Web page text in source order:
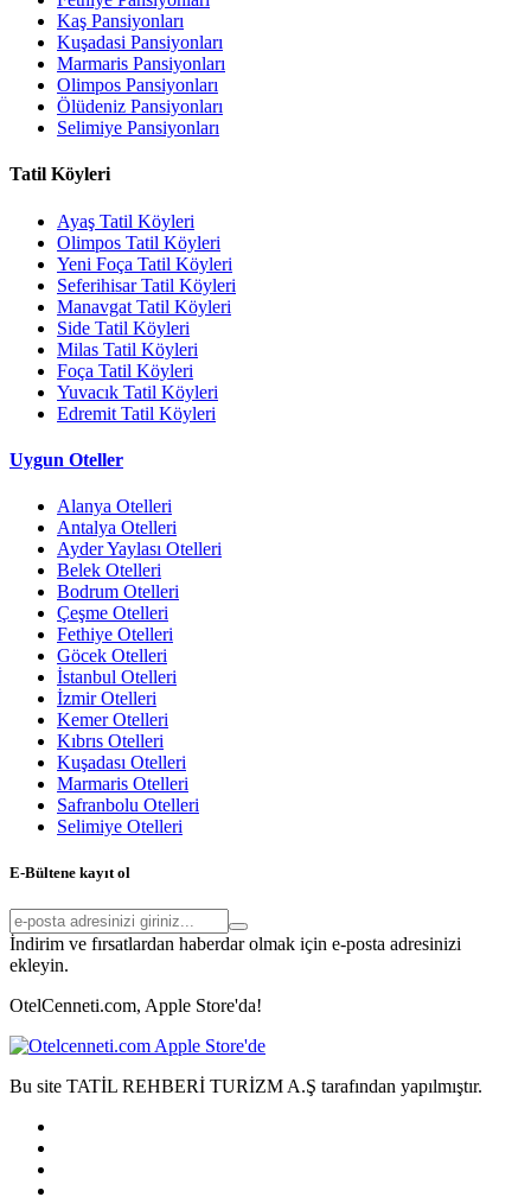
Kaş Pansiyonları
Kuşadasi Pansiyonları
Marmaris Pansiyonları
Olimpos Pansiyonları
Ölüdeniz Pansiyonları
Selimiye Pansiyonları
Tatil Köyleri
Ayaş Tatil Köyleri
Olimpos Tatil Köyleri
Yeni Foça Tatil Köyleri
Seferihisar Tatil Köyleri
Manavgat Tatil Köyleri
Side Tatil Köyleri
Milas Tatil Köyleri
Foça Tatil Köyleri
Yuvacık Tatil Köyleri
Edremit Tatil Köyleri
Uygun Oteller
Alanya Otelleri
Antalya Otelleri
Ayder Yaylası Otelleri
Belek Otelleri
Bodrum Otelleri
Çeşme Otelleri
Fethiye Otelleri
Göcek Otelleri
İstanbul Otelleri
İzmir Otelleri
Kemer Otelleri
Kıbrıs Otelleri
Kuşadası Otelleri
Marmaris Otelleri
Safranbolu Otelleri
Selimiye Otelleri
E-Bültene kayıt ol
İndirim ve fırsatlardan haberdar olmak için e-posta adresinizi
ekleyin.
OtelCenneti.com, Apple Store'da!
Bu site TATİL REHBERİ TURİZM A.Ş tarafından yapılmıştır.